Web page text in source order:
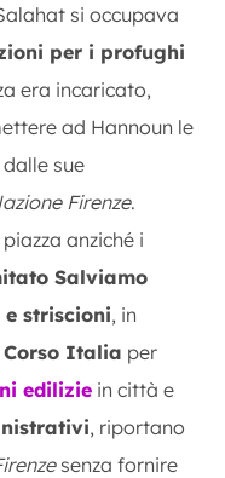
si occupava
per i profughi
era incaricato,
ad Hannoun le
sue
Firenze.
anziché i
Salviamo
striscioni, in
Italia per
edilizie in città e
, riportano
senza fornire